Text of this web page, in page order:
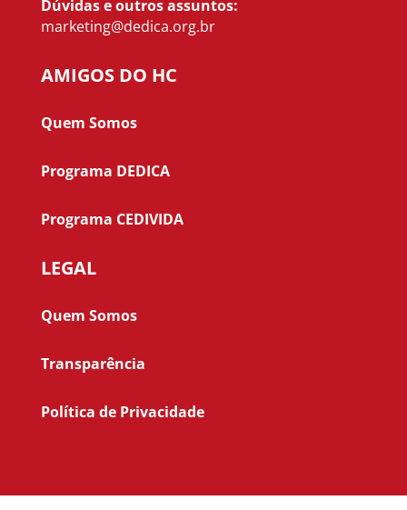
Dúvidas e outros assuntos:
marketing@dedica.org.br
AMIGOS DO HC
Quem Somos
Programa DEDICA
Programa CEDIVIDA
LEGAL
Quem Somos
Transparência
Política de Privacidade